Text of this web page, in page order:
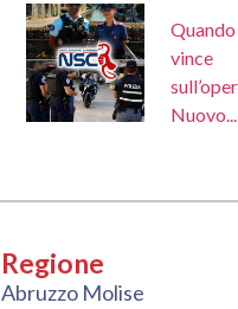
Quando
vince
Nuovo...
Regione
Abruzzo Molise